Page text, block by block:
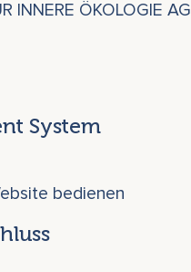
INNERE ÖKOLOGIE AG
System
bedienen